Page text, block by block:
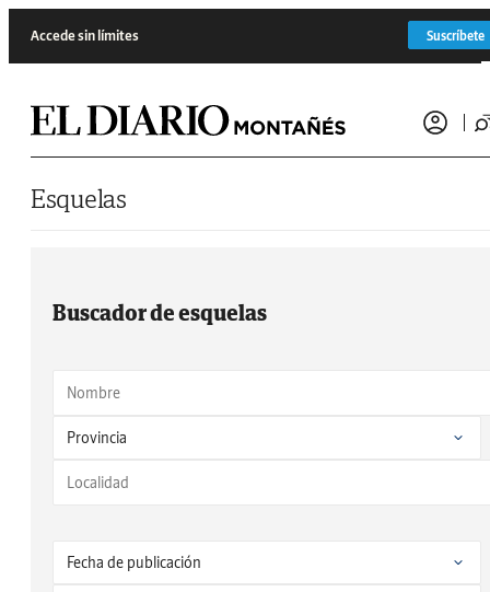
Accede sin límites Suscríbete
Esquelas
Buscador de esquelas